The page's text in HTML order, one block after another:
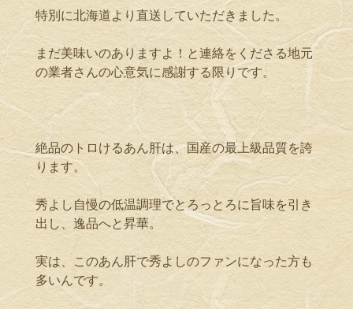
特別に北海道より直送していただきました。
まだ美味いのありますよ！と連絡をくださる地元
の業者さんの心意気に感謝する限りです。
絶品のトロけるあん肝は、国産の最上級品質を誇
ります。
秀よし自慢の低温調理でとろっとろに旨味を引き
出し、逸品へと昇華。
実は、このあん肝で秀よしのファンになった方も
多いんです。